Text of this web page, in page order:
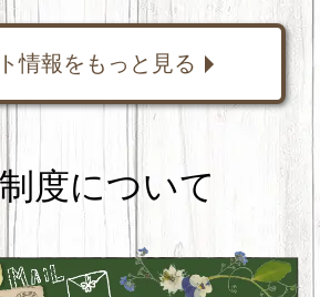
情報をもっと見る
度について